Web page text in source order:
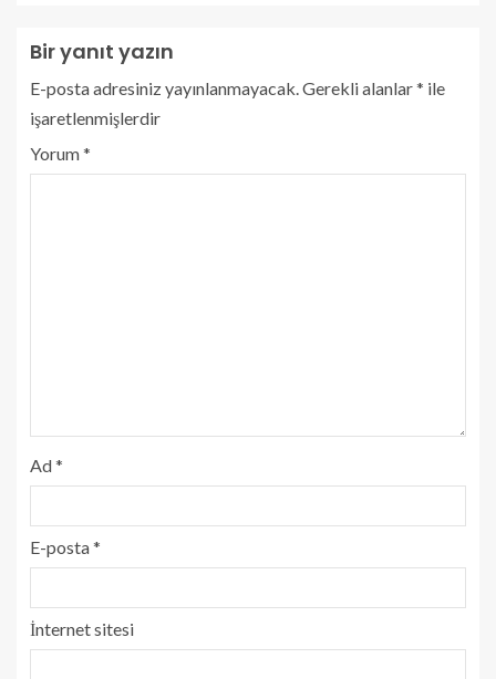
Bir yanıt yazın
E-posta adresiniz yayınlanmayacak. Gerekli alanlar* ile
işaretlenmişlerdir
Yorum*
Ad*
E-posta*
İnternet sitesi